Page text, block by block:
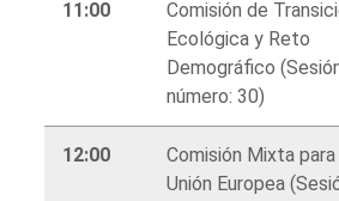
11:00
Comisión de
Ecológica y Reto
Demográfico
número: 30)
12:00
Comisión Mixta para
Unión Europea